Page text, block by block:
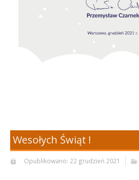
Wesołych Świąt !
Opublikowano: 22 grudzień 2021